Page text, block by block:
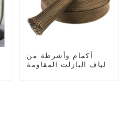
أكمام وأشرطة من
ألياف البازلت المقاومة